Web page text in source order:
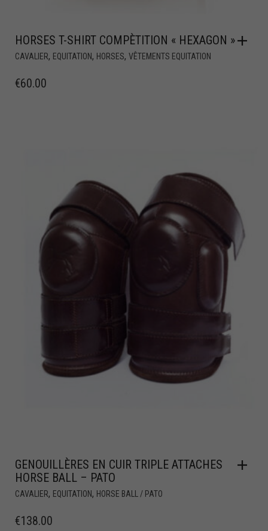
HORSES T-SHIRT COMPÈTITION « HEXAGON »
CAVALIER, EQUITATION, HORSES, VÊTEMENTS EQUITATION
€60.00
GENOUILLÈRES EN CUIR TRIPLE ATTACHES
HORSE BALL – PATO
CAVALIER, EQUITATION, HORSE BALL / PATO
€138.00